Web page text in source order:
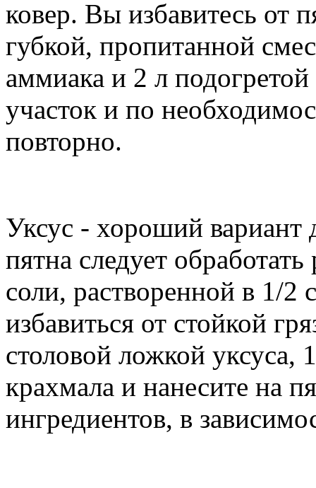
ковер. Вы избавитесь от
губкой, пропитанной
аммиака и 2 л
участок и по
повторно.
Уксус - хороший вариант
пятна следует
соли, растворенной в 1/2
избавиться от стойкой
столовой ложкой уксуса,
крахмала и нанесите на
ингредиентов, в